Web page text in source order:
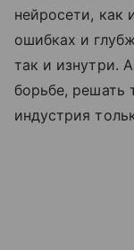
нейросети, как
ошибках и
так и изнутри.
борьбе, решать
индустрия